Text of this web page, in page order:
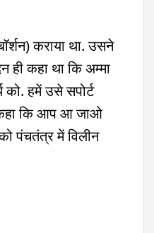
कराया था. उसने
कहा था कि अम्मा
हमें उसे सपोर्ट
कहा कि आप आ जाओ
पंचतंत्र में विलीन